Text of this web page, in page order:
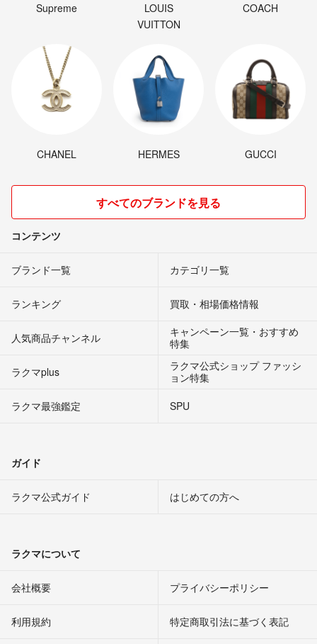
Supreme
LOUIS
VUITTON
COACH
CHANEL HERMES GUCCI
すべてのブランドを見る
コンテンツ
ブランド一覧 カテゴリ一覧
ランキング 買取・相場価格情報
人気商品チャンネル
キャンペーン一覧・おすすめ
特集
ラクマplus
ラクマ公式ショップ ファッシ
ョン特集
ラクマ最強鑑定
SPU
ガイド
ラクマ公式ガイド はじめての方へ
ラクマについて
会社概要 プライバシーポリシー
利用規約 特定商取引法に基づく表記